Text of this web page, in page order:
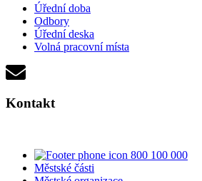
Úřední doba
Odbory
Úřední deska
Volná pracovní místa
Kontakt
800 100 000
Městské části